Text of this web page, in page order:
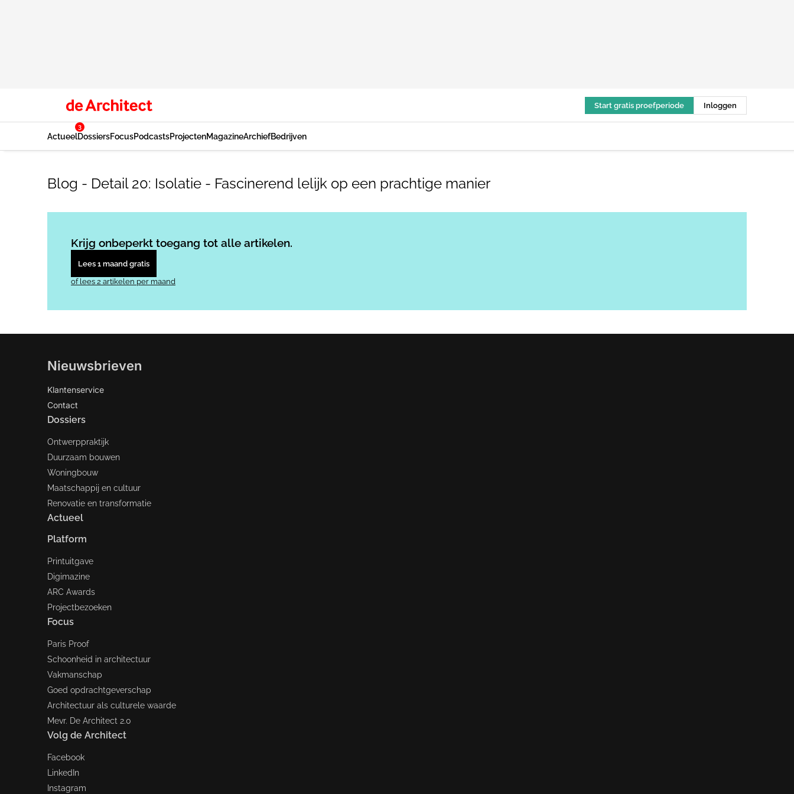
Start gratis proefperiode Inloggen
Actueel
3
DossiersFocusPodcastsProjectenMagazineArchiefBedrijven
Blog - Detail 20: Isolatie - Fascinerend lelijk op een prachtige manier
Krijg onbeperkt toegang tot alle artikelen.
Lees 1 maand gratis
of lees 2 artikelen per maand
Nieuwsbrieven
Klantenservice
Contact
Dossiers
Ontwerppraktijk
Duurzaam bouwen
Woningbouw
Maatschappij en cultuur
Renovatie en transformatie
Actueel
Platform
Printuitgave
Digimazine
ARC Awards
Projectbezoeken
Focus
Paris Proof
Schoonheid in architectuur
Vakmanschap
Goed opdrachtgeverschap
Architectuur als culturele waarde
Mevr. De Architect 2.0
Volg de Architect
Facebook
LinkedIn
Instagram